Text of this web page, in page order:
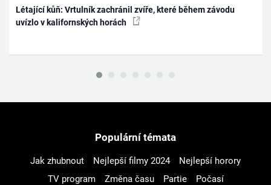
Létající kůň: Vrtulník zachránil zvíře, které během závodu
uvízlo v kalifornských horách
Populární témata
Jak zhubnout Nejlepší filmy 2024
Nejlepší horory
TV program
Změna času Partie
Počasí